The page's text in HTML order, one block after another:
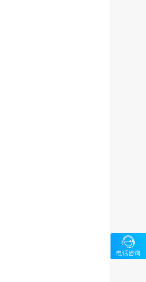

电话咨询
咨询